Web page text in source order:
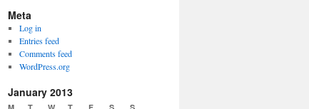
Meta
Log in
Entries feed
Comments feed
WordPress.org
January 2013